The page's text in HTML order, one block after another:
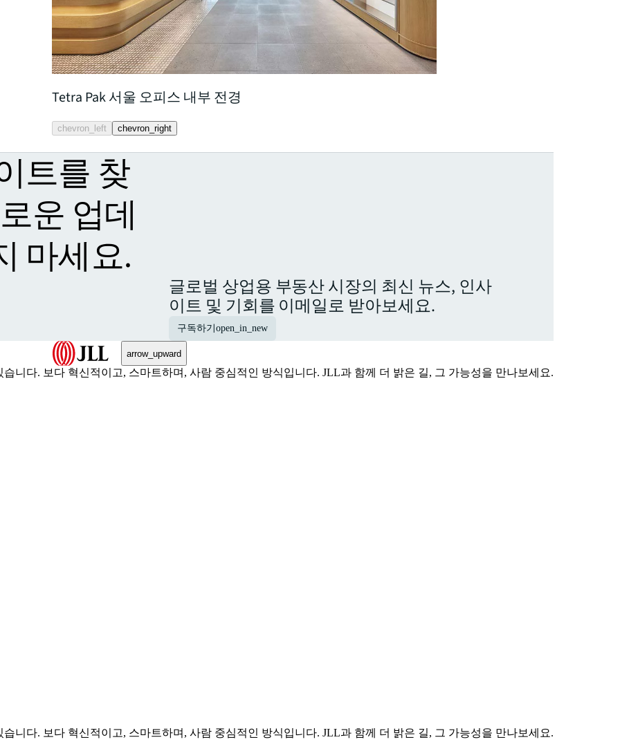
Tetra Pak 서울 오피스 내부 전경
chevron_left chevron_right
트를 찾
운 업데
마세요.
글로벌 상업용 부동산 시장의 최신 뉴스, 인사
이트 및 기회를 이메일로 받아보세요.
구독하기 open_in_new
arrow_upward
니다. 보다 혁신적이고, 스마트하며, 사람 중심적인 방식입니다. JLL과 함께 더 밝은 길, 그 가능성을 만나보세요.
니다. 보다 혁신적이고, 스마트하며, 사람 중심적인 방식입니다. JLL과 함께 더 밝은 길, 그 가능성을 만나보세요.